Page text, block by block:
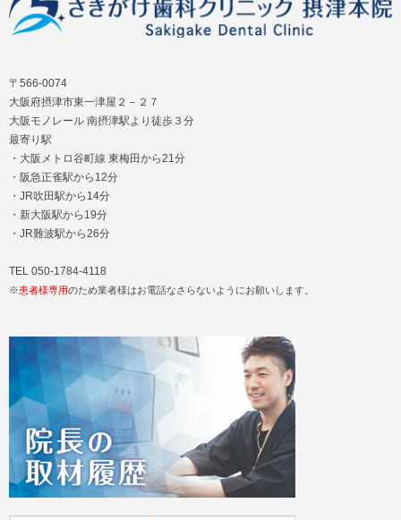
〒566-0074
大阪府摂津市東一津屋２－２７
大阪モノレール 南摂津駅より徒歩３分
最寄り駅
・大阪メトロ谷町線 東梅田から21分
・阪急正雀駅から12分
・JR吹田駅から14分
・新大阪駅から19分
・JR難波駅から26分
TEL 050-1784-4118
※患者様専用のため業者様はお電話なさらないようにお願いします。